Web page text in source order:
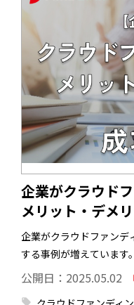
企業がクラウド
メリット・デメ
企業がクラウドファンデ
する事例が増えています
法人問わず、誰でも挑戦
公開日：2025.05.02